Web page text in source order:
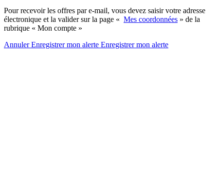
Pour recevoir les offres par e-mail, vous devez saisir votre adresse
électronique et la valider sur la page « Mes coordonnées » de la
rubrique « Mon compte »
AnnulerEnregistrer mon alerte Enregistrermon alerte